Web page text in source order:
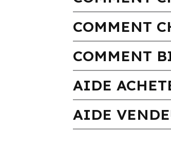
COMMENT
COMMENT
AIDE
AIDE